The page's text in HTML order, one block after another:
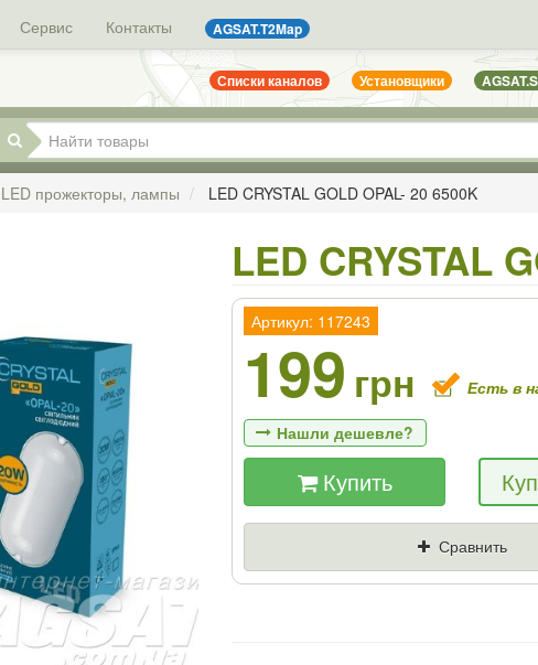
Сервис Контакты AGSAT.T2Map
Списки каналов Установщики
LED прожекторы, лампы LED CRYSTAL GOLD OPAL- 20 6500K
LED CRYSTAL
Артикул: 117243
199 грн Есть в
Нашли дешевле?
Если Вы найдете товар
цену и подарим % от разницы
Цена Где нашли (Url
Купить
Сравнить